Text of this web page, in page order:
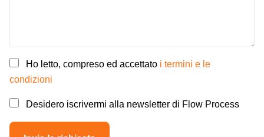
Ho letto, compreso ed accettato i termini e le
condizioni
Desidero iscrivermi alla newsletter di Flow Process